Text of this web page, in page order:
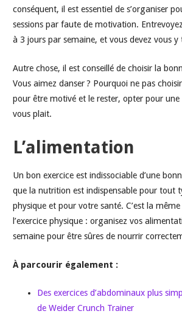
conséquent, il est essentiel de s’organiser
sessions par faute de motivation.
à 3 jours par semaine, et vous devez vous y
Autre chose, il est conseillé de choisir la
Vous aimez danser ? Pourquoi ne pas
pour être motivé et le rester, opter pour
vous plait.
L’alimentation
Un bon exercice est indissociable d’une
que la nutrition est indispensable pour tout
physique et pour votre santé. C’est la
l’exercice physique : organisez vos
semaine pour être sûres de nourrir
À parcourir également :
Des exercices d’abdominaux plus
de Weider Crunch Trainer